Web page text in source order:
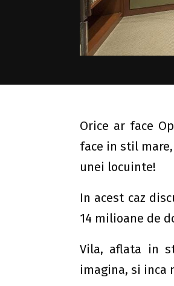
Orice ar face
face in stil
unei locuinte!
In acest caz
14 milioane de
Vila, aflata in
imagina, si inca